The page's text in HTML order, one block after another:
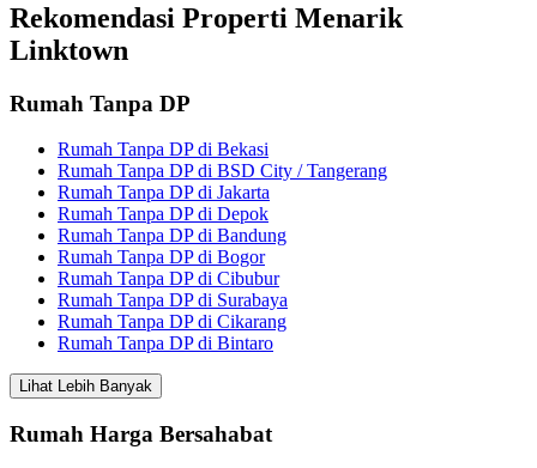
Rekomendasi Properti Menarik
Linktown
Rumah Tanpa DP
Rumah Tanpa DP di Bekasi
Rumah Tanpa DP di BSD City / Tangerang
Rumah Tanpa DP di Jakarta
Rumah Tanpa DP di Depok
Rumah Tanpa DP di Bandung
Rumah Tanpa DP di Bogor
Rumah Tanpa DP di Cibubur
Rumah Tanpa DP di Surabaya
Rumah Tanpa DP di Cikarang
Rumah Tanpa DP di Bintaro
Lihat Lebih Banyak
Rumah Harga Bersahabat